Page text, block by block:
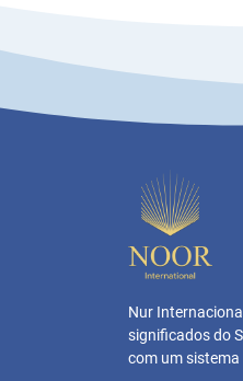
Nur
significados do
com um sistema